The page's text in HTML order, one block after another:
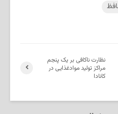
نظارت ناکافی بر یک پنجم
مراکز تولید موادغذایی در
کانادا